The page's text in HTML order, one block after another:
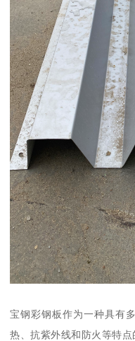
宝钢彩钢板作为一种具有
热、抗紫外线和防火等特